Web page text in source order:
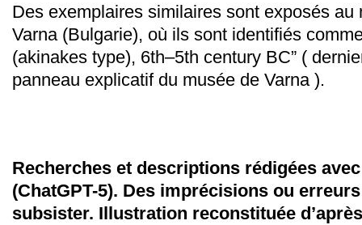
Des exemplaires similaires sont exposés au
Varna (Bulgarie), où ils sont identifiés
(akinakes type), 6th–5th century BC” (
panneau explicatif du musée de Varna ).
Recherches et descriptions rédigées avec
(ChatGPT-5). Des imprécisions ou
subsister. Illustration reconstituée